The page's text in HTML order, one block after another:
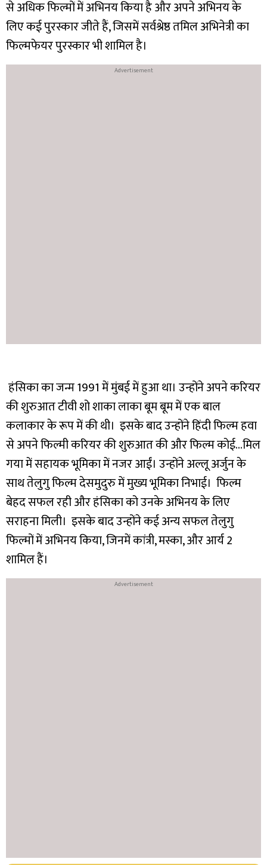
से अधिक फिल्मों में अभिनय किया है और अपने अभिनय के
लिए कई पुरस्कार जीते हैं, जिसमें सर्वश्रेष्ठ तमिल अभिनेत्री का
फिल्मफेयर पुरस्कार भी शामिल है।
हंसिका का जन्म 1991 में मुंबई में हुआ था। उन्होंने अपने करियर
की शुरुआत टीवी शो शाका लाका बूम बूम में एक बाल
कलाकार के रूप में की थी। इसके बाद उन्होंने हिंदी फिल्म हवा
से अपने फिल्मी करियर की शुरुआत की और फिल्म कोई…मिल
गया में सहायक भूमिका में नजर आईं। उन्होंने अल्लू अर्जुन के
साथ तेलुगु फिल्म देसमुदुरु में मुख्य भूमिका निभाई। फिल्म
बेहद सफल रही और हंसिका को उनके अभिनय के लिए
सराहना मिली। इसके बाद उन्होंने कई अन्य सफल तेलुगु
फिल्मों में अभिनय किया, जिनमें कांत्री, मस्का, और आर्य 2
शामिल हैं।